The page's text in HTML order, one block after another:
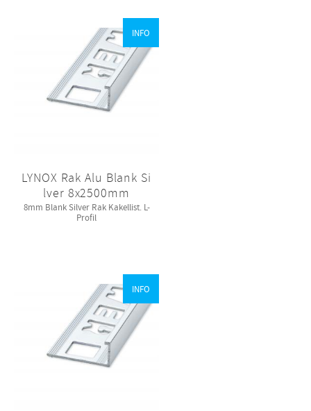
LYNOX Rak Alu Blank Si
lver 8x2500mm
8mm Blank Silver Rak Kakellist. L-
Profil
INFO
INFO